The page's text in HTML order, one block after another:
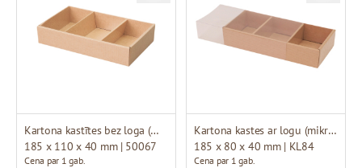
Kartona kastītes bez loga (mikrogofras)
185 x 110 x 40 mm | 50067
Cena par 1 gab.
Kartona kastes ar logu (mikrogofras)
185 x 80 x 40 mm | KL84
Cena par 1 gab.